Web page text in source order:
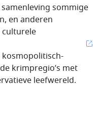
sommige
en anderen
kosmopolitisch-
krimpregio’s met
leefwereld.